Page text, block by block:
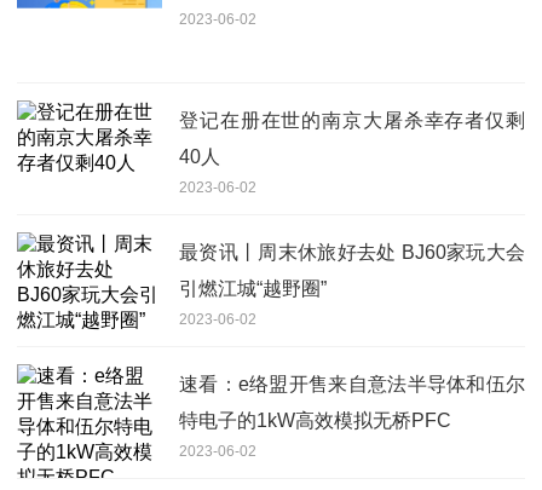
2023-06-02
登记在册在世的南京大屠杀幸存者仅剩
40人
2023-06-02
最资讯丨周末休旅好去处 BJ60家玩大会
引燃江城“越野圈”
2023-06-02
速看：e络盟开售来自意法半导体和伍尔
特电子的1kW高效模拟无桥PFC
2023-06-02